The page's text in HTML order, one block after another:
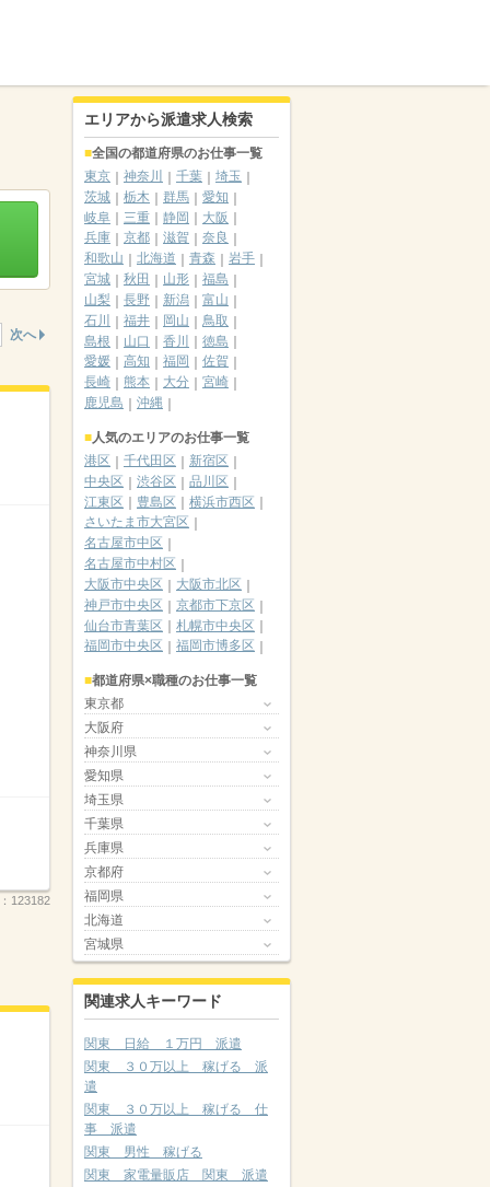
次へ
123182
エリアから派遣求人検索
全国の都道府県のお仕事一覧
東京
神奈川 千葉
埼玉
茨城
栃木 群馬
愛知
岐阜
三重 静岡
大阪
兵庫
京都 滋賀
奈良
和歌山
北海道 青森
岩手
宮城
秋田 山形
福島
山梨
長野 新潟
富山
石川
福井 岡山
鳥取
島根
山口 香川
徳島
愛媛
高知 福岡
佐賀
長崎
熊本 大分
宮崎
鹿児島
沖縄
人気のエリアのお仕事一覧
港区
千代田区
新宿区
中央区
渋谷区
品川区
江東区
豊島区
横浜市西区
さいたま市大宮区
名古屋市中区
名古屋市中村区
大阪市中央区
大阪市北区
神戸市中央区
京都市下京区
仙台市青葉区
札幌市中央区
福岡市中央区
福岡市博多区
都道府県×職種のお仕事一覧
東京都
大阪府
神奈川県
愛知県
埼玉県
千葉県
兵庫県
京都府
福岡県
北海道
宮城県
関連求人キーワード
関東 日給 １万円 派遣
関東 ３０万以上 稼げる 派
遣
関東 ３０万以上 稼げる 仕
事 派遣
関東 男性 稼げる
関東 家電量販店 関東 派遣